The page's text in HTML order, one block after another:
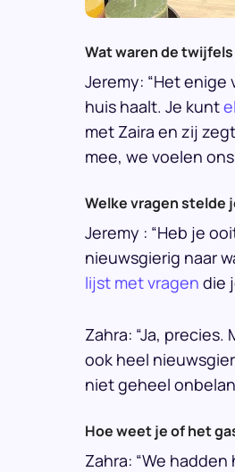
Wat waren de
Jeremy: “Het
huis haalt. Je kunt
met Zaira en zij
mee, we voelen
Welke vragen stelde
Jeremy : “Heb je
nieuwsgierig naar
lijst met vragen die
Zahra: “Ja,
ook heel
niet geheel
Hoe weet je of het
Zahra: “We